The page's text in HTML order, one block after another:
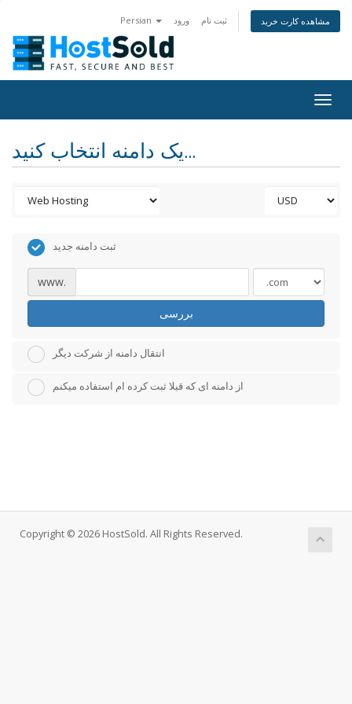
Persian ورود ثبت نام مشاهده کارت خرید
یک دامنه انتخاب کنید...
ثبت دامنه جدید
www.
بررسی
انتقال دامنه از شرکت دیگر
از دامنه ای که قبلا ثبت کرده ام استفاده میکنم
Copyright © 2026 HostSold. All Rights Reserved.